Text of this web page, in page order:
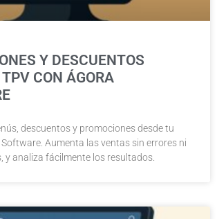
Y DESCUENTOS
TPV CON ÁGORA
descuentos y promociones desde tu
Aumenta las ventas sin errores ni
y analiza fácilmente los resultados.